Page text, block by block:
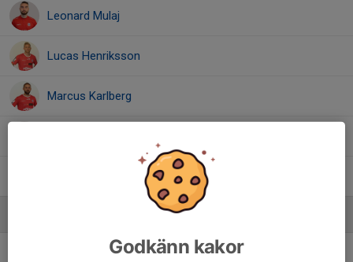
Leonard Mulaj
Lucas Henriksson
Marcus Karlberg
Tim Vargstam Majkvist
Owe StenbergSenior Lagledare
Godkänn kakor